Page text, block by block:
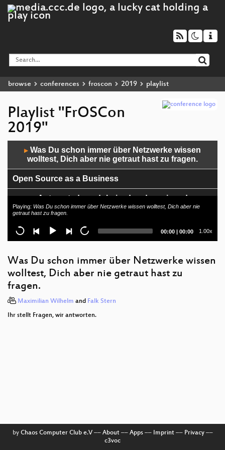
browse conferences froscon 2019 playlist
Playlist "FrOSCon
2019"
Player▶ Was Du schon immer über Netzwerke wissen
wolltest, Dich aber nie getraut hast zu fragen.
Open Source as a Business
Automated, modularized and versioned
infrastructure with Terraform and Terragrunt
MariaDB and MySQL — what statistics optimizer
needs
Usability Testing
Security in open source projects
Easy Geo-redundant Failover with MARS and
Digitale Freiheit in der Schule
Playing: Was Du schon immer über Netzwerke wissen wolltest, Dich aber nie
getraut hast zu fragen.
Current
00:00 | Total
00:00 1.00x
Was Du schon immer über Netzwerke wissen
wolltest, Dich aber nie getraut hast zu
fragen.
Maximilian Wilhelm and Falk Stern
Ihr stellt Fragen, wir antworten.
by Chaos Computer Club e.V–– About–– Apps–– Imprint–– Privacy––
c3voc